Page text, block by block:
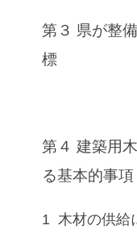
第３ 県が整
標
第４ 建築用
る基本的事項
1 木材の供給